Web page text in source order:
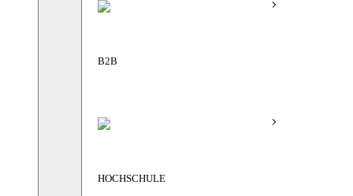
B2B
HOCHSCHULE